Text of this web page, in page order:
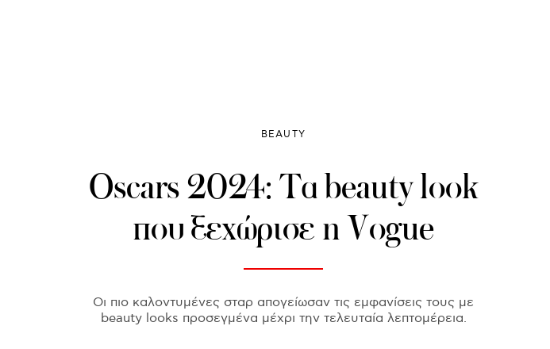
BEAUTY
Oscars 2024: Τα beauty look
που ξεχώρισε η Vogue
Οι πιο καλοντυμένες σταρ απογείωσαν τις εμφανίσεις τους με
beauty looks προσεγμένα μέχρι την τελευταία λεπτομέρεια.